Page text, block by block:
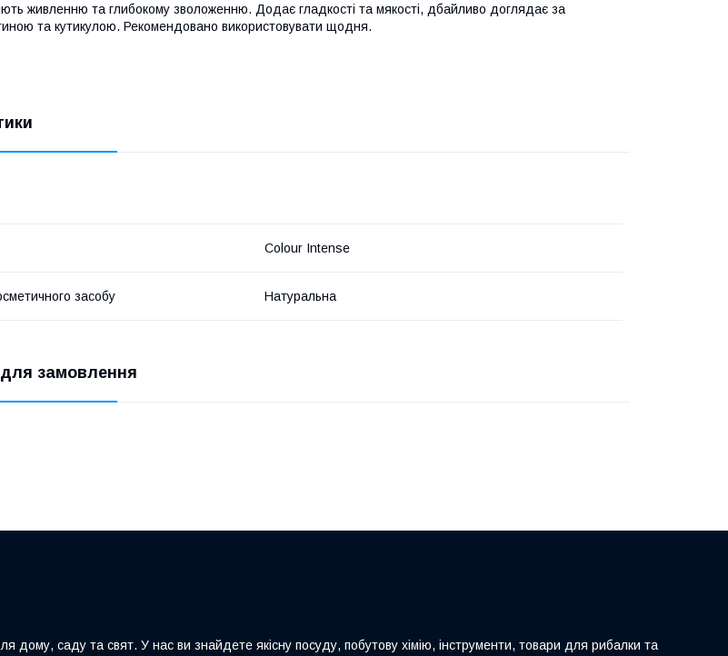
живленню та глибокому зволоженню. Додає гладкості та мякості, дбайливо доглядає за
та кутикулою. Рекомендовано використовувати щодня.
Colour Intense
засобу Натуральна
замовлення
дому, саду та свят. У нас ви знайдете якісну посуду, побутову хімію, інструменти, товари для рибалки та